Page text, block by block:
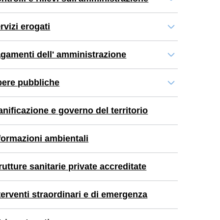
erogati
dell' amministrazione
pubbliche
e governo del territorio
ambientali
sanitarie private accreditate
straordinari e di emergenza